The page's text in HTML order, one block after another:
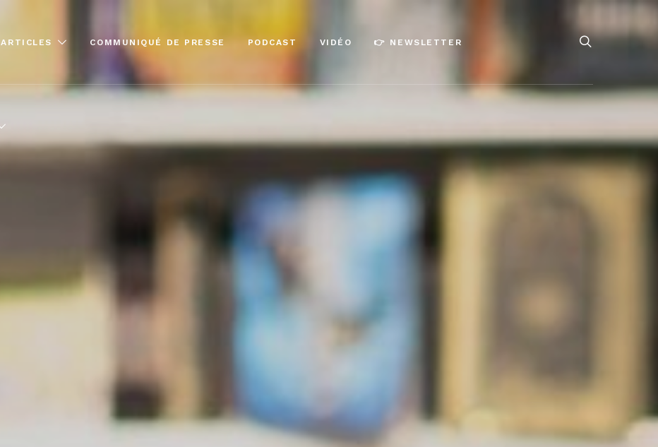
ARTICLES COMMUNIQUÉ DE PRESSE PODCAST VIDÉO 👉 NEWSLETTER